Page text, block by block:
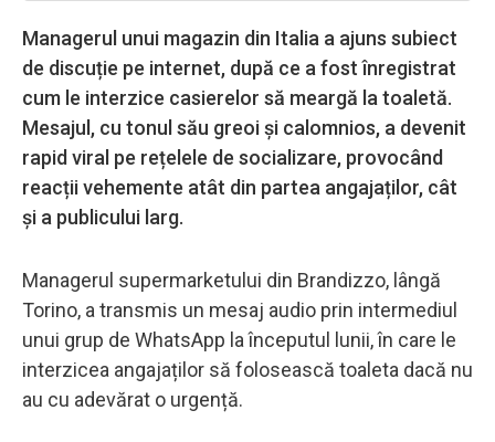
Managerul unui magazin din Italia a ajuns subiect
de discuție pe internet, după ce a fost înregistrat
cum le interzice casierelor să meargă la toaletă.
Mesajul, cu tonul său greoi și calomnios, a devenit
rapid viral pe rețelele de socializare, provocând
reacții vehemente atât din partea angajaților, cât
și a publicului larg.
Managerul supermarketului din Brandizzo, lângă
Torino, a transmis un mesaj audio prin intermediul
unui grup de WhatsApp la începutul lunii, în care le
interzicea angajaților să folosească toaleta dacă nu
au cu adevărat o urgență.